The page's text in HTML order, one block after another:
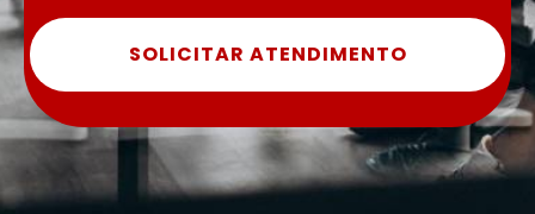
SOLICITAR ATENDIMENTO